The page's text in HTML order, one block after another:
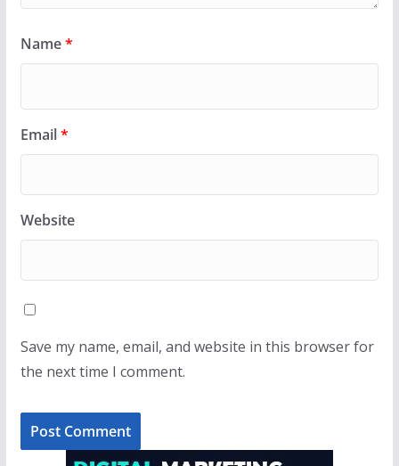
Name*
Email*
Website
Save my name, email, and website in this browser for
the next time I comment.